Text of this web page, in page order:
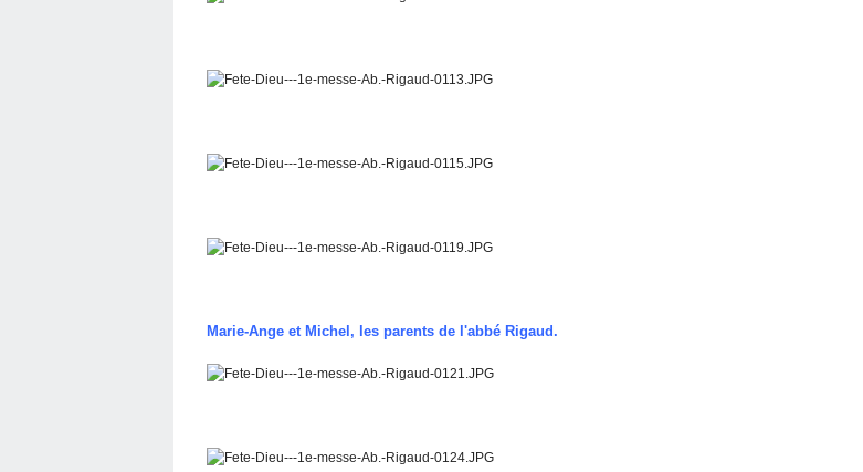
Marie-Ange et Michel, les parents de l'abbé Rigaud.